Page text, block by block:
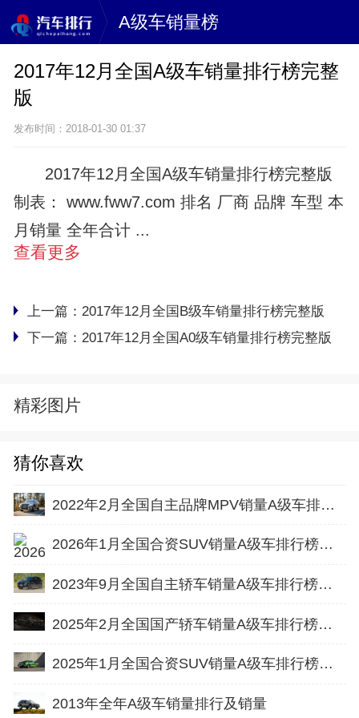
A级车销量榜
2017年12月全国A级车销量排行榜完整
版
发布时间：2018-01-30 01:37
2017年12月全国A级车销量排行榜完整版
制表： www.fww7.com 排名 厂商 品牌 车型 本
月销量 全年合计 ...
查看更多
上一篇： 2017年12月全国B级车销量排行榜完整版
下一篇： 2017年12月全国A0级车销量排行榜完整版
精彩图片
猜你喜欢
2022年2月全国自主品牌MPV销量A级车排行榜完整版
2026年1月全国合资SUV销量A级车排行榜完整版(批发量
2023年9月全国自主轿车销量A级车排行榜完整版(出口量
2025年2月全国国产轿车销量A级车排行榜完整版(批发量
2025年1月全国合资SUV销量A级车排行榜完整版(零售量
2013年全年A级车销量排行及销量